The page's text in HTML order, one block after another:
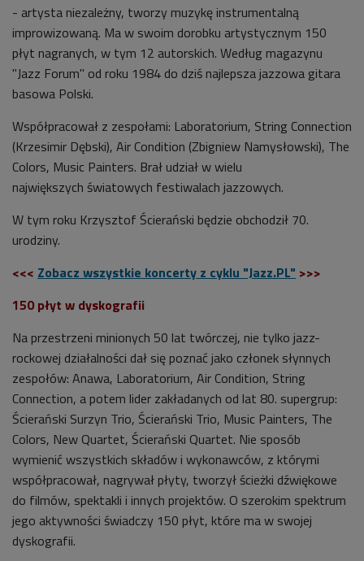
- artysta niezależny, tworzy muzykę instrumentalną
improwizowaną. Ma w swoim dorobku artystycznym 150
płyt nagranych, w tym 12 autorskich. Według magazynu
"Jazz Forum" od roku 1984 do dziś najlepsza jazzowa gitara
basowa Polski.
Współpracował z zespołami: Laboratorium, String Connection
(Krzesimir Dębski), Air Condition (Zbigniew Namysłowski), The
Colors, Music Painters. Brał udział w wielu
największych światowych festiwalach jazzowych.
W tym roku Krzysztof Ścierański będzie obchodził 70.
urodziny.
<<< Zobacz wszystkie koncerty z cyklu "Jazz.PL" >>>
150 płyt w dyskografii
Na przestrzeni minionych 50 lat twórczej, nie tylko jazz-
rockowej działalności dał się poznać jako członek słynnych
zespołów: Anawa, Laboratorium, Air Condition, String
Connection, a potem lider zakładanych od lat 80. supergrup:
Ścierański Surzyn Trio, Ścierański Trio, Music Painters, The
Colors, New Quartet, Ścierański Quartet. Nie sposób
wymienić wszystkich składów i wykonawców, z którymi
współpracował, nagrywał płyty, tworzył ścieżki dźwiękowe
do filmów, spektakli i innych projektów. O szerokim spektrum
jego aktywności świadczy 150 płyt, które ma w swojej
dyskografii.